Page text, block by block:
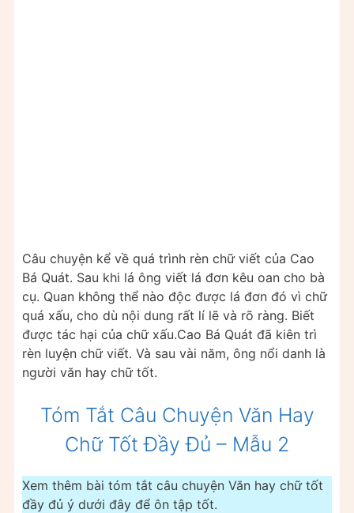
Câu chuyện kể về quá trình rèn chữ viết của Cao
Bá Quát. Sau khi lá ông viết lá đơn kêu oan cho bà
cụ. Quan không thể nào độc được lá đơn đó vì chữ
quá xấu, cho dù nội dung rất lí lẽ và rõ ràng. Biết
được tác hại của chữ xấu.Cao Bá Quát đã kiên trì
rèn luyện chữ viết. Và sau vài năm, ông nổi danh là
người văn hay chữ tốt.
Tóm Tắt Câu Chuyện Văn Hay
Chữ Tốt Đầy Đủ – Mẫu 2
Xem thêm bài tóm tắt câu chuyện Văn hay chữ tốt
đầy đủ ý dưới đây để ôn tập tốt.